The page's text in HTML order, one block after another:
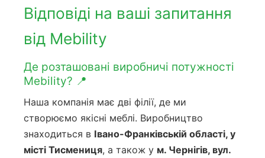
Відповіді на ваші запитання
від Mebility
Де розташовані виробничі потужності
Mebility? 📍
Наша компанія має дві філії, де ми
створюємо якісні меблі. Виробництво
знаходиться в Івано-Франківській області, у
місті Тисмениця, а також у м. Чернігів, вул.